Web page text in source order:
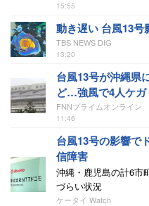
15:55
動き遅い 台風13号
TBS NEWS DIG
13:20
台風13号が沖縄県
ど…強風で4人ケガ
FNNプライムオンライン
11:46
台風13号の影響で
信障害
沖縄・鹿児島の計6市
づらい状況
ケータイ Watch